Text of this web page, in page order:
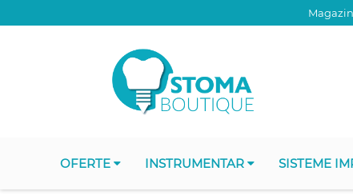
OFERTE INSTRUMENTAR SISTEME